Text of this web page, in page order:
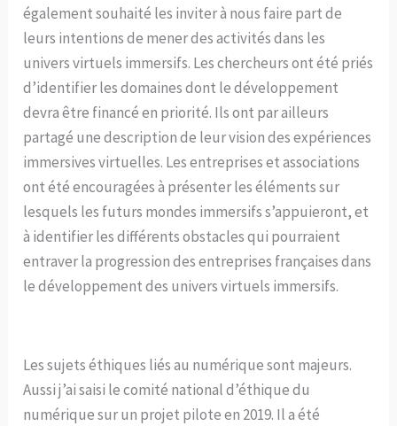
également souhaité les inviter à nous faire part de
leurs intentions de mener des activités dans les
univers virtuels immersifs. Les chercheurs ont été priés
d’identifier les domaines dont le développement
devra être financé en priorité. Ils ont par ailleurs
partagé une description de leur vision des expériences
immersives virtuelles. Les entreprises et associations
ont été encouragées à présenter les éléments sur
lesquels les futurs mondes immersifs s’appuieront, et
à identifier les différents obstacles qui pourraient
entraver la progression des entreprises françaises dans
le développement des univers virtuels immersifs.
Les sujets éthiques liés au numérique sont majeurs.
Aussi j’ai saisi le comité national d’éthique du
numérique sur un projet pilote en 2019. Il a été